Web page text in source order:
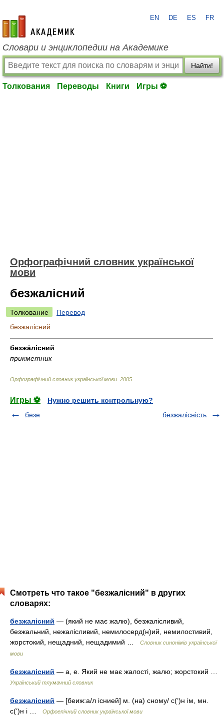
academic.ru
EN DE ES FR
Словари и энциклопедии на Академике
Найти!
Толкования Переводы Книги Игры ⚽
Орфографічний словник української
мови
безжалісний
Толкование
Перевод
безжалісний
—————————————————————————————
безжа́лісний
прикметник
Орфографічний словник української мови 2005
Игры ⚽
Нужно решить контрольную?
безе
безжалісність
Смотреть что такое "безжалісний" в других
словарях:
безжалісний — (який не має жалю), безжалісливий,
безжальний, нежалісливий, немилосерд(н)ий, немилостивий,
жорстокий, нещадний, нещадимий …
Словник синонімів української
мови
безжалісний — а, е. Який не має жалості, жалю; жорстокий …
Український тлумачний словник
безжалісний — [беиж:а/л існией] м. (на) сному/ с(‘)н ім, мн.
с(‘)н і …
Орфоепічний словник української мови